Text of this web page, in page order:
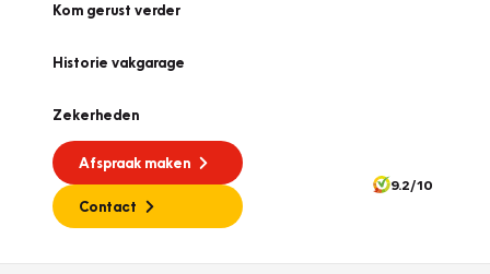
Kom gerust verder
Historie vakgarage
Zekerheden
Afspraak maken
Contact
9.2/10